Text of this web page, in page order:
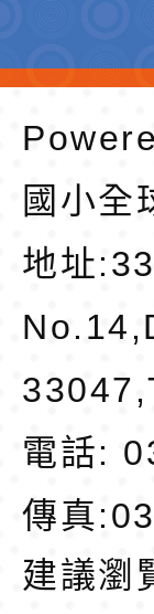
國小全
地址:
電話:
傳真
建議瀏